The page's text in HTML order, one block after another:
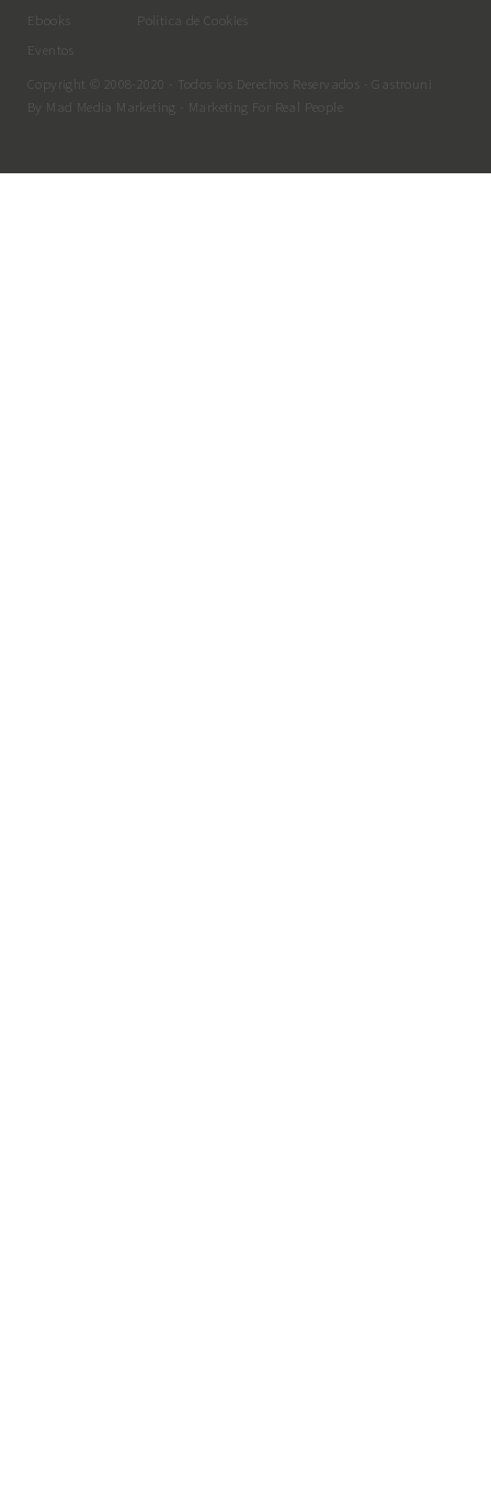
Ebooks
Eventos
Política de Cookies
Copyright © 2008-2020 - Todos los Derechos Reservados - Gastrouni
By Mad Media Marketing - Marketing For Real People